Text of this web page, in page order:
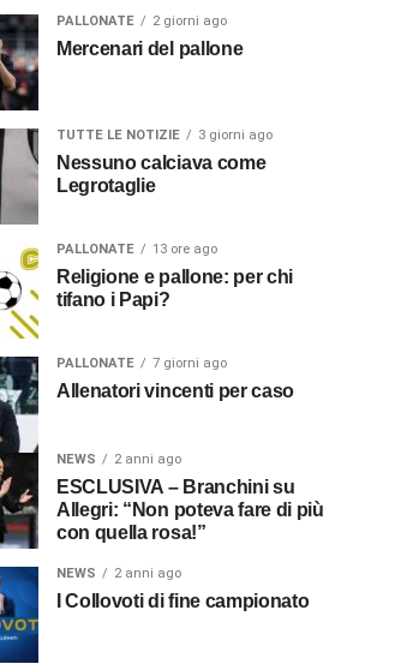
PALLONATE 2 giorni ago
Mercenari del pallone
TUTTE LE NOTIZIE 3 giorni ago
Nessuno calciava come
Legrotaglie
PALLONATE 13 ore ago
Religione e pallone: per chi
tifano i Papi?
PALLONATE 7 giorni ago
Allenatori vincenti per caso
NEWS 2 anni ago
ESCLUSIVA – Branchini su
Allegri: “Non poteva fare di più
con quella rosa!”
NEWS 2 anni ago
I Collovoti di fine campionato